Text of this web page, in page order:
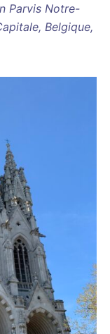
Parvis Notre-
Belgique,